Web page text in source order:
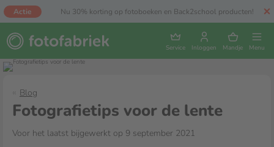
Actie Nu 30% korting op fotoboeken en Back2school producten!
Service Inloggen Mandje Menu
Blog
Fotografietips voor de lente
Voor het laatst bijgewerkt op 9 september 2021